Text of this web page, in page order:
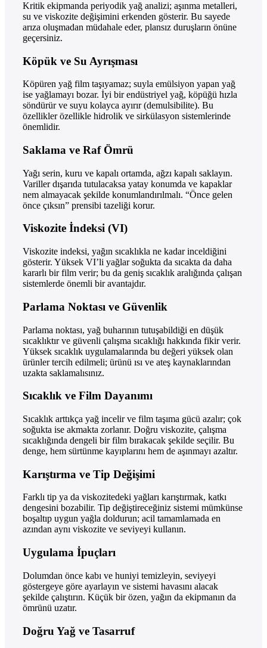
Kritik ekipmanda periyodik yağ analizi; aşınma metalleri,
su ve viskozite değişimini erkenden gösterir. Bu sayede
arıza oluşmadan müdahale eder, plansız duruşların önüne
geçersiniz.
Köpük ve Su Ayrışması
Köpüren yağ film taşıyamaz; suyla emülsiyon yapan yağ
ise yağlamayı bozar. İyi bir endüstriyel yağ, köpüğü hızla
söndürür ve suyu kolayca ayırır (demulsibilite). Bu
özellikler özellikle hidrolik ve sirkülasyon sistemlerinde
önemlidir.
Saklama ve Raf Ömrü
Yağı serin, kuru ve kapalı ortamda, ağzı kapalı saklayın.
Variller dışarıda tutulacaksa yatay konumda ve kapaklar
nem almayacak şekilde konumlandırılmalı. “Önce gelen
önce çıksın” prensibi tazeliği korur.
Viskozite İndeksi (VI)
Viskozite indeksi, yağın sıcaklıkla ne kadar inceldiğini
gösterir. Yüksek VI’li yağlar soğukta da sıcakta da daha
kararlı bir film verir; bu da geniş sıcaklık aralığında çalışan
sistemlerde önemli bir avantajdır.
Parlama Noktası ve Güvenlik
Parlama noktası, yağ buharının tutuşabildiği en düşük
sıcaklıktır ve güvenli çalışma sıcaklığı hakkında fikir verir.
Yüksek sıcaklık uygulamalarında bu değeri yüksek olan
ürünler tercih edilmeli; ürünü ısı ve ateş kaynaklarından
uzakta saklamalısınız.
Sıcaklık ve Film Dayanımı
Sıcaklık arttıkça yağ incelir ve film taşıma gücü azalır; çok
soğukta ise akmakta zorlanır. Doğru viskozite, çalışma
sıcaklığında dengeli bir film bırakacak şekilde seçilir. Bu
denge, hem sürtünme kayıplarını hem de aşınmayı azaltır.
Karıştırma ve Tip Değişimi
Farklı tip ya da viskozitedeki yağları karıştırmak, katkı
dengesini bozabilir. Tip değiştireceğiniz sistemi mümkünse
boşaltıp uygun yağla doldurun; acil tamamlamada en
azından aynı viskozite ve seviyeyi kullanın.
Uygulama İpuçları
Dolumdan önce kabı ve huniyi temizleyin, seviyeyi
göstergeye göre ayarlayın ve sistemi havasını alacak
şekilde çalıştırın. Küçük bir özen, yağın da ekipmanın da
ömrünü uzatır.
Doğru Yağ ve Tasarruf